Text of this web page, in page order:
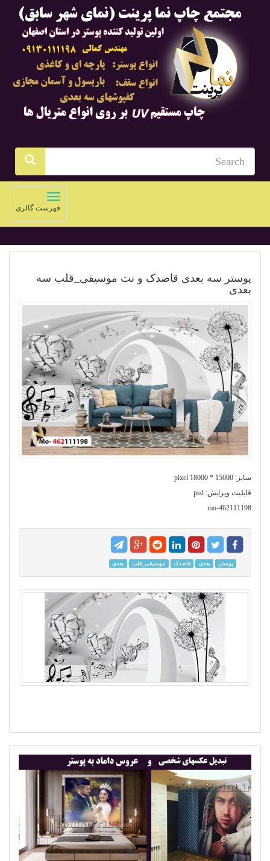
navigation
فهرست گالری
پوستر سه بعدی قاصدک و نت موسیقی_قلب سه
بعدی
سایز: 15000 * 18000 pixel
قابلیت ویرایش: psd
mo-462111198
پوستر بعدی قاصدک موسیقی_قلب بعدی